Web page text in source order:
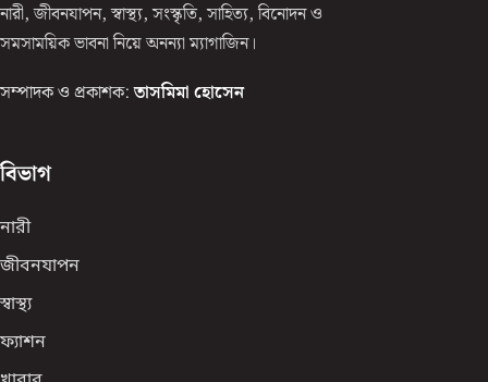
নারী, জীবনযাপন, স্বাস্থ্য, সংস্কৃতি, সাহিত্য, বিনোদন ও
সমসাময়িক ভাবনা নিয়ে অনন্যা ম্যাগাজিন।
সম্পাদক ও প্রকাশক: তাসমিমা হোসেন
বিভাগ
নারী
জীবনযাপন
স্বাস্থ্য
ফ্যাশন